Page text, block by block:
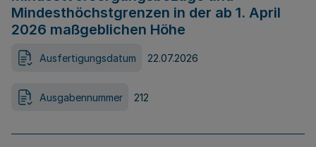
Mindesthöchstgrenzen in der ab 1. April
2026 maßgeblichen Höhe
Ausfertigungsdatum 22.07.2026
Ausgabennummer 212